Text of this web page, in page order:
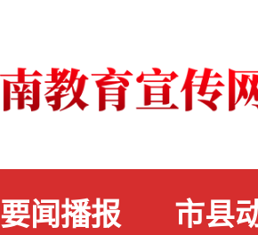
要闻播报 市县